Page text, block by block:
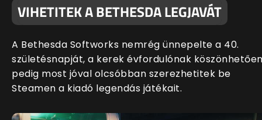
VIHETITEK A BETHESDA LEGJAVÁT
A Bethesda Softworks nemrég ünnepelte a 40.
születésnapját, a kerek évfordulónak
pedig most jóval olcsóbban szerezhetitek be
Steamen a kiadó legendás játékait.